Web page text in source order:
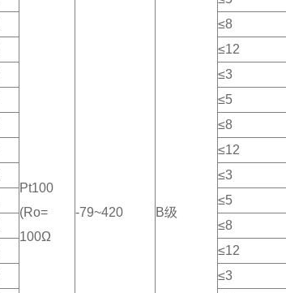
Pt100
(Ro=
100Ω
-79~420 B级
≤8
≤12
≤3
≤5
≤8
≤12
≤3
≤5
≤8
≤12
≤3